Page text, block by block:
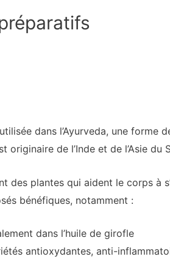
dans l’Ayurveda, une forme
de l’Inde et de l’Asie du
des plantes qui aident le corps à
bénéfiques, notamment :
dans l’huile de girofle
antioxydantes, anti-